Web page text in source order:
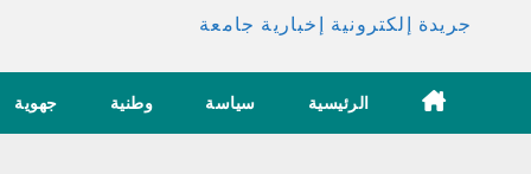
جريدة إلكترونية إخبارية جامعة
الرئيسية سياسة وطنية جهوية